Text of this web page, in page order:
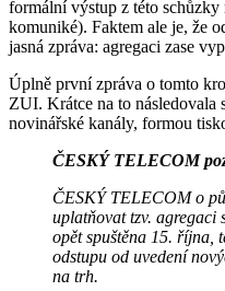
formální výstup z této schůzky
komuniké). Faktem ale je, že
jasná zpráva: agregaci zase
Úplně první zpráva o tomto
ZUI. Krátce na to následovala
novinářské kanály, formou
ČESKÝ TELECOM
ČESKÝ TELECOM o
uplatňovat tzv. agregaci
opět spuštěna 15. října,
odstupu od uvedení
na trh.